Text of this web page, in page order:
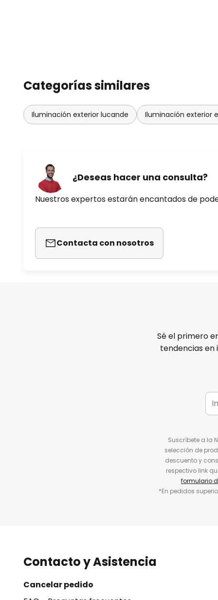
Categorías similares
Iluminación exterior lucande Iluminación exterior
¿Deseas hacer una consulta?
Nuestros expertos estarán encantados de
Contacta con nosotros
Sé el primero
tendencias en
Suscríbete a la
selección de
descuento y
respectivo link
formulario
*En pedidos
Contacto y Asistencia
Cancelar pedido